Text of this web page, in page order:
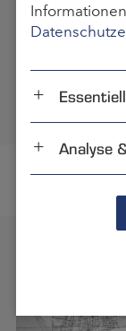
Italien Mexiko
Analyse